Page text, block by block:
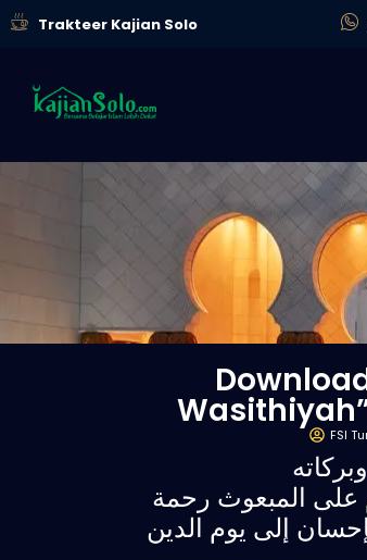
Trakteer Kajian Solo
FSI
على المبعوث رحمة